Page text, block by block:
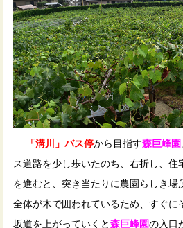
「溝川」バス停から目指す森巨峰園
ス道路を少し歩いたのち、右折し、住
を進むと、突き当たりに農園らしき場
全体が木で囲われているため、すぐに
坂道を上がっていくと森巨峰園の入口